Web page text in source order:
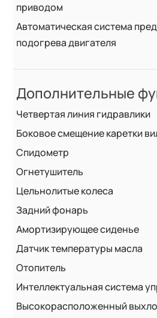
приводом
Автоматическая система
подогрева двигателя
Дополнительные
Четвертая линия гидравлики
Боковое смещение каретки
Спидометр
Огнетушитель
Цельнолитые колеса
Задний фонарь
Амортизирующее сиденье
Датчик температуры масла
Отопитель
Интеллектуальная система
Высокорасположенный